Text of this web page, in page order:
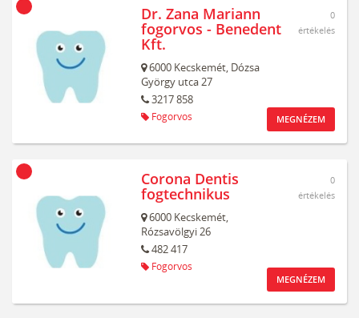
Dr. Zana Mariann
fogorvos - Benedent
Kft.
6000 Kecskemét, Dózsa
György utca 27
3217 858
Fogorvos
0
értékelés
MEGNÉZEM
Corona Dentis
fogtechnikus
6000 Kecskemét,
Rózsavölgyi 26
482 417
Fogorvos
0
értékelés
MEGNÉZEM